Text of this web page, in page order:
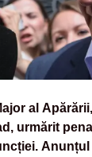
al
urmărit
Anunțul